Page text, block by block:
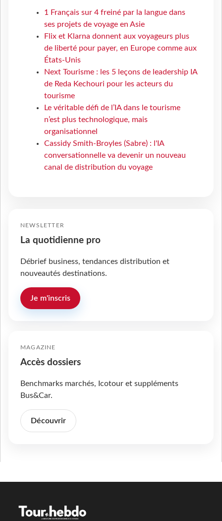
1 Français sur 4 freiné par la langue dans
ses projets de voyage en Asie
Flix et Klarna donnent aux voyageurs plus
de liberté pour payer, en Europe comme aux
États-Unis
Next Tourisme : les 5 leçons de leadership IA
de Reda Kechouri pour les acteurs du
tourisme
Le véritable défi de l’IA dans le tourisme
n’est plus technologique, mais
organisationnel
Cassidy Smith-Broyles (Sabre) : l'IA
conversationnelle va devenir un nouveau
canal de distribution du voyage
NEWSLETTER
La quotidienne pro
Débrief business, tendances distribution et
nouveautés destinations.
Je m'inscris
MAGAZINE
Accès dossiers
Benchmarks marchés, Icotour et suppléments
Bus&Car.
Découvrir